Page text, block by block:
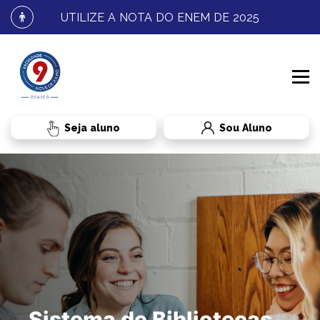
UTILIZE A NOTA DO ENEM DE 2025
Sou Aluno
INSTITUCIONAL
CONHEÇA A FNJ
FALE CONOSCO
BENEFÍCIOS AO ALUNO
PROCESSO SELETIVO
GRADUAÇÃO
TRANSFERÊNCIA
ADMINISTRAÇÃO
RESULTADOS E MATRÍCULA